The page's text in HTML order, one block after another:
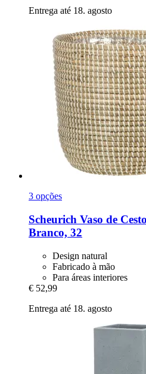
Entrega até 18. agosto
3 opções
Scheurich Vaso de
Branco, 32
Design natural
Fabricado à mão
Para áreas interiores
€ 52,99
Entrega até 18. agosto